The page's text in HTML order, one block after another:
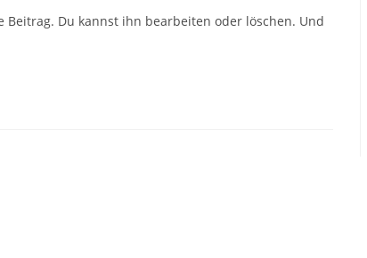
Beitrag. Du kannst ihn bearbeiten oder löschen. Und